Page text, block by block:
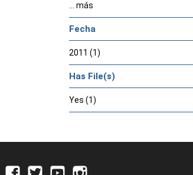
... más
Fecha
2011 (1)
Has File(s)
Yes (1)